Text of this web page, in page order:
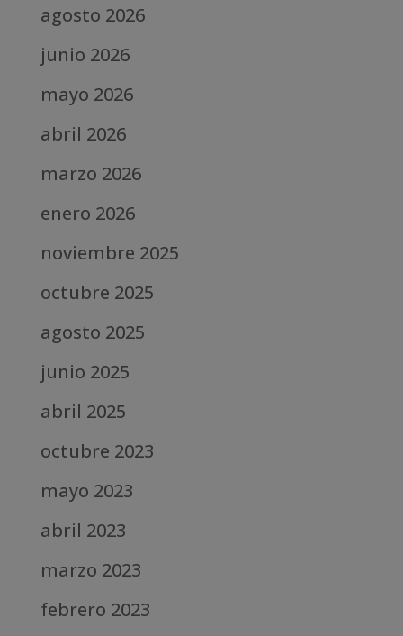
agosto 2026
junio 2026
mayo 2026
abril 2026
marzo 2026
enero 2026
noviembre 2025
octubre 2025
agosto 2025
junio 2025
abril 2025
octubre 2023
mayo 2023
abril 2023
marzo 2023
febrero 2023